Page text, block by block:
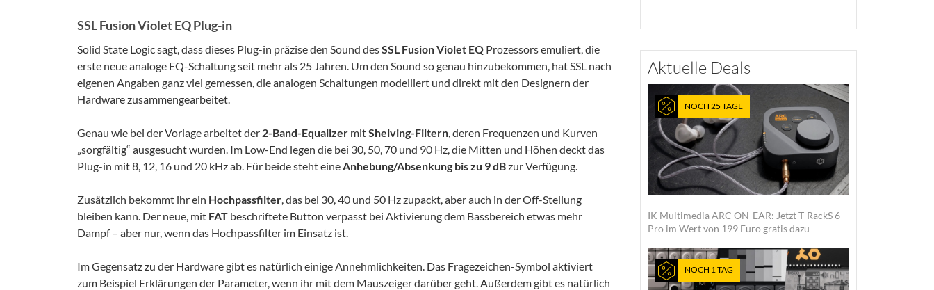
SSL Fusion Violet EQ Plug-in
Solid State Logic sagt, dass dieses Plug-in präzise den Sound desSSL Fusion Violet EQ Prozessors emuliert, die
erste neue analoge EQ-Schaltung seit mehr als 25 Jahren. Um den Sound so genau hinzubekommen, hat SSL nach
eigenen Angaben ganz viel gemessen, die analogen Schaltungen modelliert und direkt mit den Designern der
Hardware zusammengearbeitet.
Genau wie bei der Vorlage arbeitet der 2-Band-Equalizer mitShelving-Filtern, deren Frequenzen und Kurven
„sorgfältig“ ausgesucht wurden. Im Low-End legen die bei 30, 50, 70 und 90 Hz, die Mitten und Höhen deckt das
Plug-in mit 8, 12, 16 und 20 kHz ab. Für beide steht eineAnhebung/Absenkung bis zu 9 dBzur Verfügung.
Zusätzlich bekommt ihr ein Hochpassfilter, das bei 30, 40 und 50 Hz zupackt, aber auch in der Off-Stellung
bleiben kann. Der neue, mit FAT beschriftete Button verpasst bei Aktivierung dem Bassbereich etwas mehr
Dampf – aber nur, wenn das Hochpassfilter im Einsatz ist.
Im Gegensatz zu der Hardware gibt es natürlich einige Annehmlichkeiten. Das Fragezeichen-Symbol aktiviert
zum Beispiel Erklärungen der Parameter, wenn ihr mit dem Mauszeiger darüber geht. Außerdem gibt es natürlich
Aktuelle Deals
NOCH 25 TAGE
IK Multimedia ARC ON-EAR: Jetzt T-RackS 6
Pro im Wert von 199 Euro gratis dazu
NOCH 1 TAG